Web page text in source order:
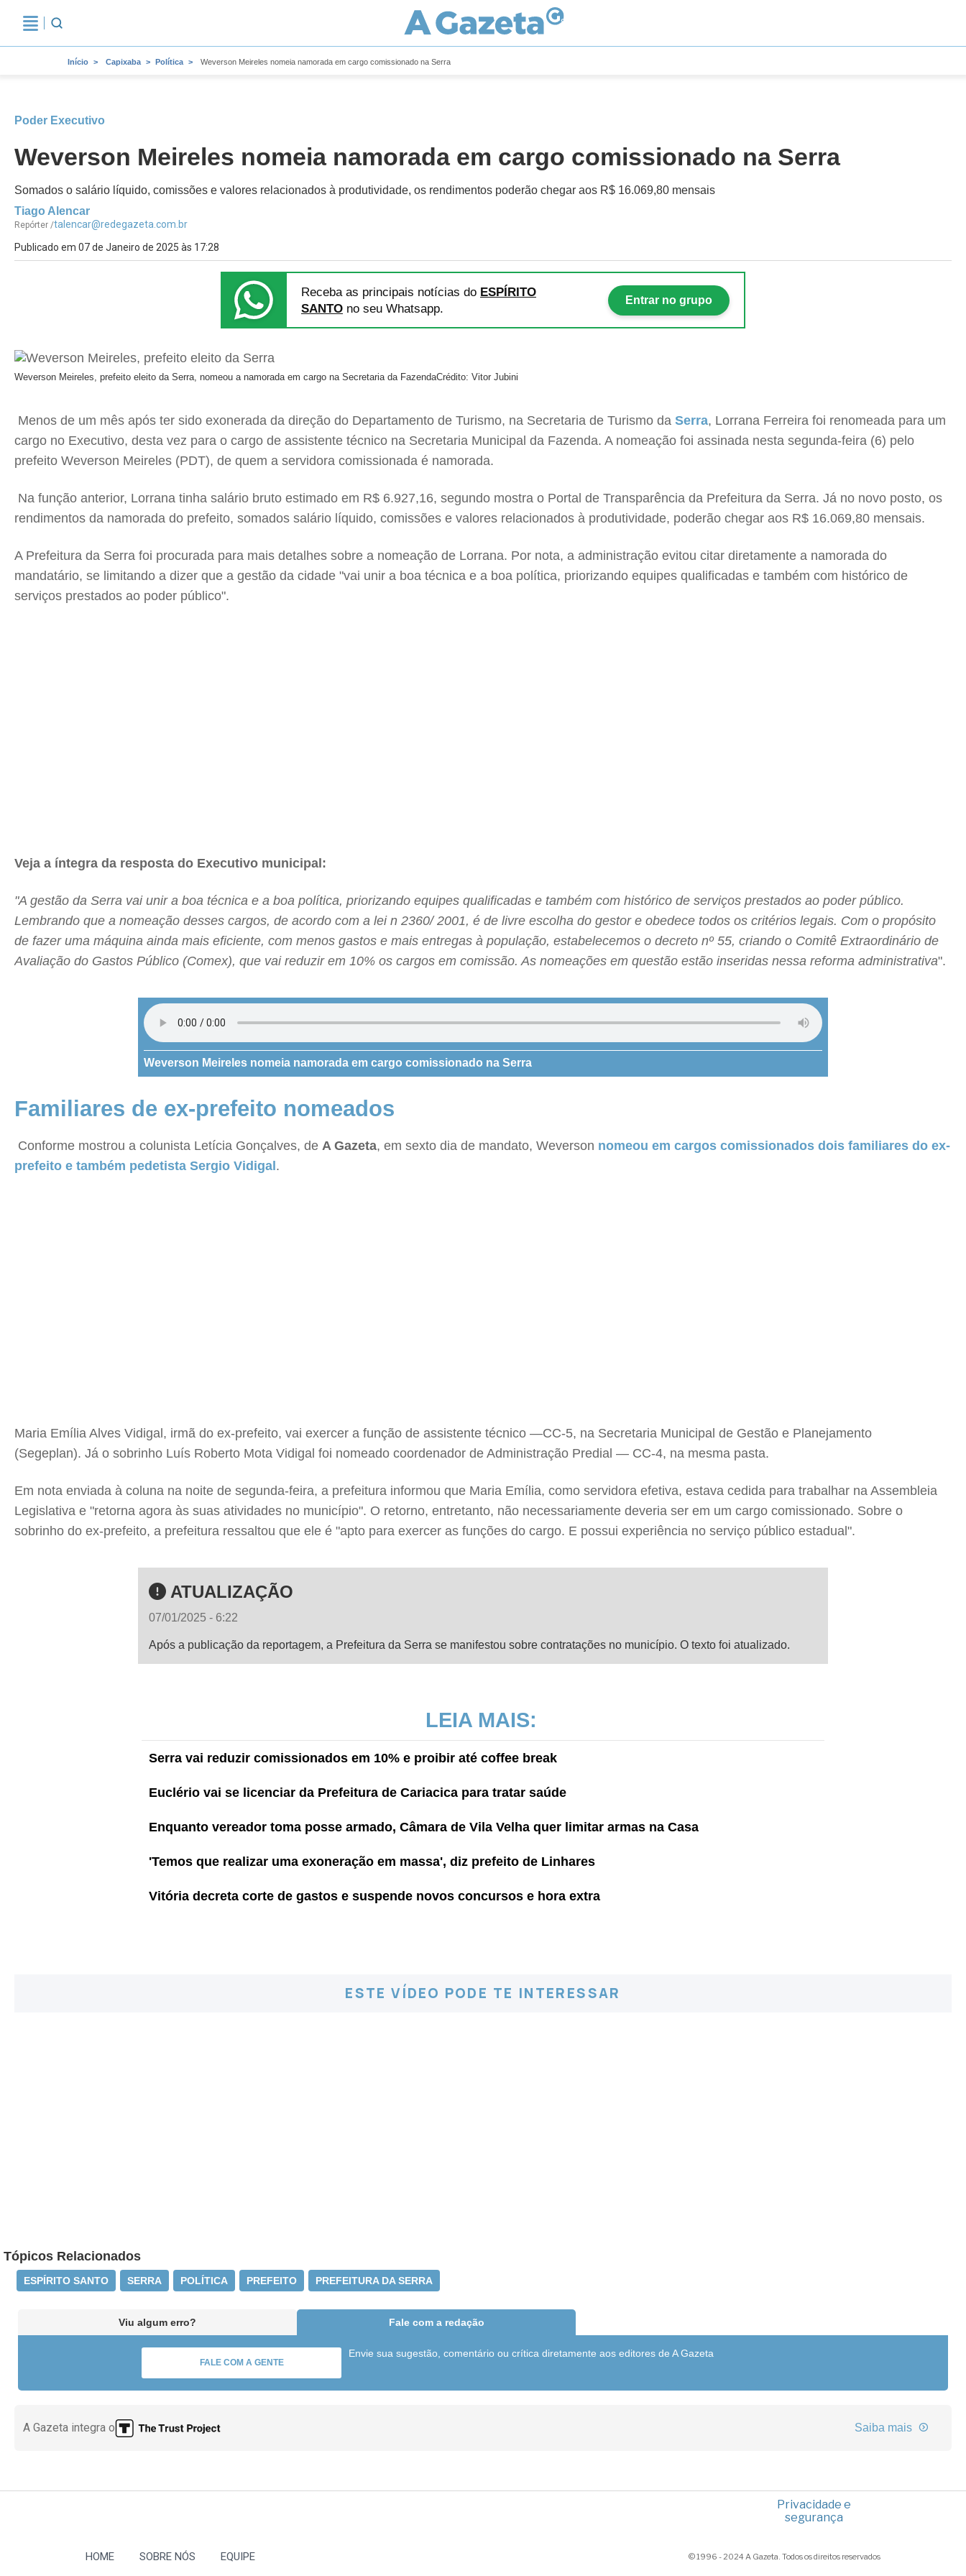
Início Capixaba Política Weverson Meireles nomeia namorada em cargo comissionado na Serra
Poder Executivo
Weverson Meireles nomeia namorada em cargo comissionado na Serra
Somados o salário líquido, comissões e valores relacionados à produtividade, os rendimentos poderão chegar aos R$ 16.069,80 mensais
Tiago Alencar
Repórter /talencar@redegazeta.com.br
Publicado em 07 de Janeiro de 2025 às 17:28
Receba as principais notícias do ESPÍRITO
SANTO no seu Whatsapp.
Entrar no grupo
Weverson Meireles, prefeito eleito da Serra, nomeou a namorada em cargo na Secretaria da FazendaCrédito: Vitor Jubini
Menos de um mês após ter sido exonerada da direção do Departamento de Turismo, na Secretaria de Turismo da Serra, Lorrana Ferreira foi renomeada para um
cargo no Executivo, desta vez para o cargo de assistente técnico na Secretaria Municipal da Fazenda. A nomeação foi assinada nesta segunda-feira (6) pelo
prefeito Weverson Meireles (PDT), de quem a servidora comissionada é namorada.
Na função anterior, Lorrana tinha salário bruto estimado em R$ 6.927,16, segundo mostra o Portal de Transparência da Prefeitura da Serra. Já no novo posto, os
rendimentos da namorada do prefeito, somados salário líquido, comissões e valores relacionados à produtividade, poderão chegar aos R$ 16.069,80 mensais.
A Prefeitura da Serra foi procurada para mais detalhes sobre a nomeação de Lorrana. Por nota, a administração evitou citar diretamente a namorada do
mandatário, se limitando a dizer que a gestão da cidade "vai unir a boa técnica e a boa política, priorizando equipes qualificadas e também com histórico de
serviços prestados ao poder público".
Veja a íntegra da resposta do Executivo municipal:
"A gestão da Serra vai unir a boa técnica e a boa política, priorizando equipes qualificadas e também com histórico de serviços prestados ao poder público.
Lembrando que a nomeação desses cargos, de acordo com a lei n 2360/ 2001, é de livre escolha do gestor e obedece todos os critérios legais. Com o propósito
de fazer uma máquina ainda mais eficiente, com menos gastos e mais entregas à população, estabelecemos o decreto nº 55, criando o Comitê Extraordinário de
Avaliação do Gastos Público (Comex), que vai reduzir em 10% os cargos em comissão. As nomeações em questão estão inseridas nessa reforma administrativa".
Weverson Meireles nomeia namorada em cargo comissionado na Serra
Familiares de ex-prefeito nomeados
Conforme mostrou a colunista Letícia Gonçalves, de A Gazeta, em sexto dia de mandato, Weverson nomeou em cargos comissionados dois familiares do ex-
prefeito e também pedetista Sergio Vidigal .
Maria Emília Alves Vidigal, irmã do ex-prefeito, vai exercer a função de assistente técnico —CC-5, na Secretaria Municipal de Gestão e Planejamento
(Segeplan). Já o sobrinho Luís Roberto Mota Vidigal foi nomeado coordenador de Administração Predial — CC-4, na mesma pasta.
Em nota enviada à coluna na noite de segunda-feira, a prefeitura informou que Maria Emília, como servidora efetiva, estava cedida para trabalhar na Assembleia
Legislativa e "retorna agora às suas atividades no município". O retorno, entretanto, não necessariamente deveria ser em um cargo comissionado. Sobre o
sobrinho do ex-prefeito, a prefeitura ressaltou que ele é "apto para exercer as funções do cargo. E possui experiência no serviço público estadual".
ATUALIZAÇÃO
07/01/2025 - 6:22
Após a publicação da reportagem, a Prefeitura da Serra se manifestou sobre contratações no município. O texto foi atualizado.
LEIA MAIS:
Serra vai reduzir comissionados em 10% e proibir até coffee break
Euclério vai se licenciar da Prefeitura de Cariacica para tratar saúde
Enquanto vereador toma posse armado, Câmara de Vila Velha quer limitar armas na Casa
'Temos que realizar uma exoneração em massa', diz prefeito de Linhares
Vitória decreta corte de gastos e suspende novos concursos e hora extra
ESTE VÍDEO PODE TE INTERESSAR
Tópicos Relacionados
ESPÍRITO SANTO SERRA POLÍTICA PREFEITO PREFEITURA DA SERRA
Viu algum erro? Fale com a redação
FALE COM A GENTE
Envie sua sugestão, comentário ou crítica diretamente aos editores de A Gazeta
A Gazeta integra o Saiba mais
Privacidade e
segurança
HOME SOBRE NÓS EQUIPE © 1996 - 2024 A Gazeta. Todos os direitos reservados